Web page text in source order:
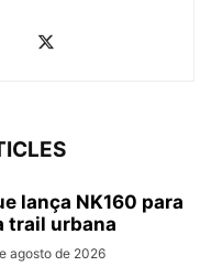
lança NK160 para
trail urbana
agosto de 2026